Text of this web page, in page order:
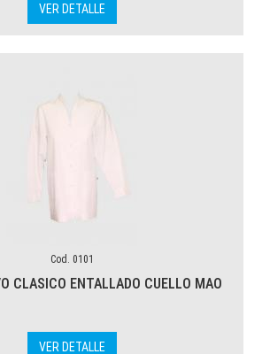
VER DETALLE
Cod. 0101
CLASICO ENTALLADO CUELLO MAO
VER DETALLE